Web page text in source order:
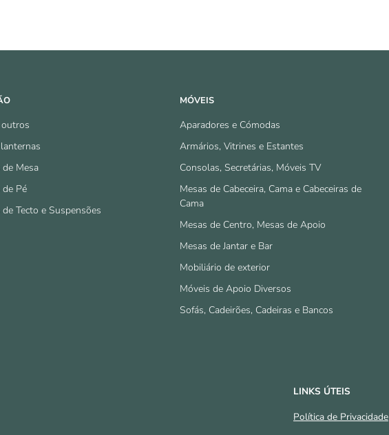
de Mesa
de Pé
Tecto e Suspensões
MÓVEIS
Aparadores e Cómodas
Armários, Vitrines e Estantes
Consolas, Secretárias, Móveis TV
Mesas de Cabeceira, Cama e Cabeceiras de
Cama
Mesas de Centro, Mesas de Apoio
Mesas de Jantar e Bar
Mobiliário de exterior
Móveis de Apoio Diversos
Sofás, Cadeirões, Cadeiras e Bancos
LINKS ÚTEIS
Política de Privacidade